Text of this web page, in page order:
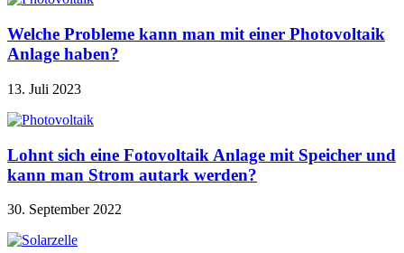
Welche Probleme kann man mit einer Photovoltaik
Anlage haben?
13. Juli 2023
Lohnt sich eine Fotovoltaik Anlage mit Speicher und
kann man Strom autark werden?
30. September 2022